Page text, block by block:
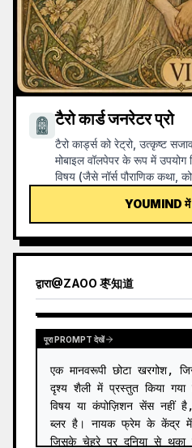
टैरो कार्ड जनरेटर प्रो
टैरो कार्ड्स को रेट्रो, उत्कृष्ट
मोबाइल वॉलपेपर के रूप में
विषय (जैसे नॉर्स पौराणिक कथा,
कार्ड चित्र तैयार करेगा। पूरे
चुनिंदा कार्ड्स समर्थित हैं, चित्र
खुरदरे AI प्लास्टिक प्रभाव के।
साथ मिलकर हर सुबह स्वचालित
करना होगा)।
YOUMIND में
द्वारा@ZAOO 枣知道
पूरा PROMPT देखें
एक मानवरूपी छोटा खरगोश,
दृश्य शैली में प्रस्तुत किया
विषय या कंपोज़िशन सेंस नहीं
ब्लर है। नायक फ्रेम के केंद्र
जिसके चेहरे पर दुनिया से